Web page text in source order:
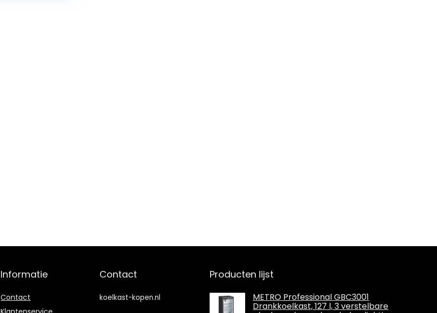
Informatie
Contact
Contact
koelkast-kopen.nl
Producten lijst
METRO Professional GBC3001
Drankkoelkast, 127 l, 3 verstelbare